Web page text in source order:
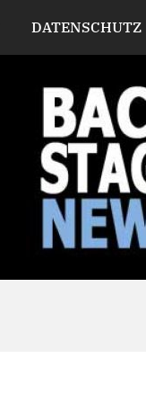
DATENSCHUTZ